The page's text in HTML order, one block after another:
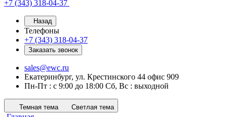
+7 (343) 318-04-37
Назад
Телефоны
+7 (343) 318-04-37
Заказать звонок
sales@ewc.ru
Екатеринбург, ул. Крестинского 44 офис 909
Пн-Пт : с 9:00 до 18:00 Сб, Вс : выходной
Темная тема Светлая тема